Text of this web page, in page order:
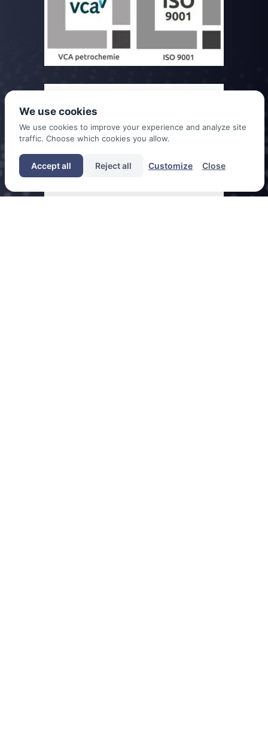
We use cookies
We use cookies to improve your experience and analyze site
traffic. Choose which cookies you allow.
Accept all Reject all Customize Close